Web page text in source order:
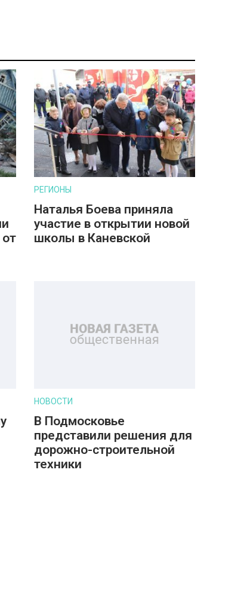
РЕГИОНЫ
Наталья Боева приняла
участие в открытии новой
школы в Каневской
НОВОСТИ
В Подмосковье
представили решения для
дорожно-строительной
техники